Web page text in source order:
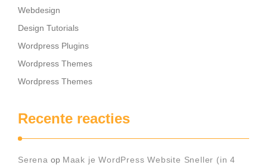
Webdesign
Design Tutorials
Wordpress Plugins
Wordpress Themes
Wordpress Themes
Recente reacties
Serena op Maak je WordPress Website Sneller (in 4